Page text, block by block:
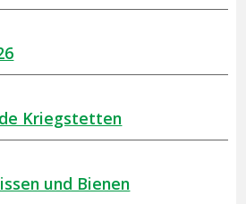
Kriegstetten
und Bienen